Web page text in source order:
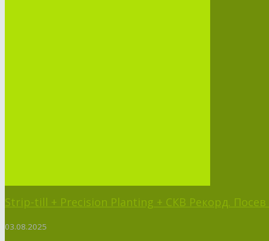
Strip-till + Precision Planting + СКВ Рекорд.
03.08.2025